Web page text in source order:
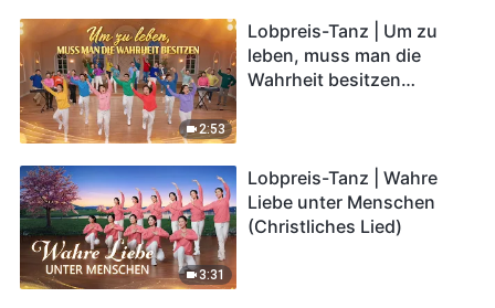
2:53
Lobpreis-Tanz | Um zu
leben, muss man die
Wahrheit besitzen
3:31
Lobpreis-Tanz | Wahre
Liebe unter Menschen
(Christliches Lied)